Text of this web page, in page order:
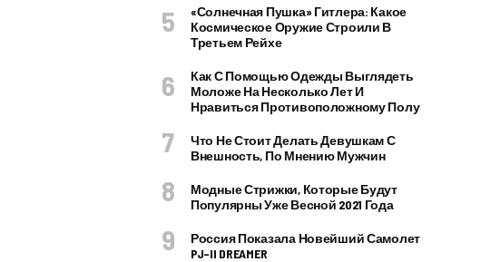
«Солнечная Пушка» Гитлера: Какое
Космическое Оружие Строили В
Третьем Рейхе
Как С Помощью Одежды Выглядеть
Моложе На Несколько Лет И
Нравиться Противоположному Полу
Что Не Стоит Делать Девушкам С
Внешность, По Мнению Мужчин
Модные Стрижки, Которые Будут
Популярны Уже Весной 2021 Года
Россия Показала Новейший Самолет
PJ–II DREAMER